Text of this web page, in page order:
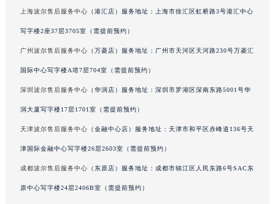
吉林省通化市东昌区环通乡江南大街波尔售后服务中心（需提前预约）
吉林省延边市延吉市解放路波尔售后服务中心（需提前预约）
辽宁省抚顺市新抚区东一路波尔售后服务中心（需提前预约）
辽宁省阜新市海州区解放大街波尔售后服务中心（需提前预约）
辽宁省葫芦岛市连山区中央路波尔售后服务中心（需提前预约）
辽宁省锦州市古塔区中央大街波尔售后服务中心（需提前预约）
上海波尔售后服务中心 （港汇店）服务地址：上海市徐汇区虹桥路3号港汇中心
写字楼2座37层3705室（需提前预约）
广州波尔售后服务中心 （万菱店）服务地址：广州市天河区天河路230号万菱汇
国际中心写字楼A塔7层704室（需提前预约）
深圳波尔售后服务中心 （华润店）服务地址：深圳市罗湖区深南东路5001号华
润大厦写字楼17层1701室（需提前预约）
天津波尔售后服务中心 （金融中心店）服务地址：天津市和平区赤峰道136号天
津国际金融中心写字楼26层2603室（需提前预约）
成都波尔售后服务中心 （东原店）服务地址：成都市锦江区人民东路6号SAC东
原中心写字楼24层2406B室（需提前预约）